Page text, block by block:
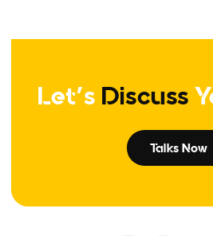
Let's Discuss
Talks Now